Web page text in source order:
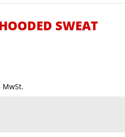
SWEAT
MwSt.